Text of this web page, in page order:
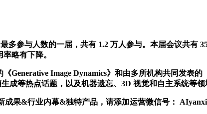
与人数的一届，共有 1.2 万人参与。本届会议共有
略有下降。
Image Dynamics》和由多所机构共同发表的
等热点话题，以及机器遗忘、3D 视觉和自主系统等领
&行业内幕&独特产品，请添加运营微信号：